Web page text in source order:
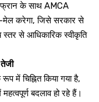
के साथ AMCA
मेल करेगा, जिसे सरकार से
से आधिकारिक स्वीकृति
में चिह्नित किया गया है,
बदलाव हो रहे हैं।